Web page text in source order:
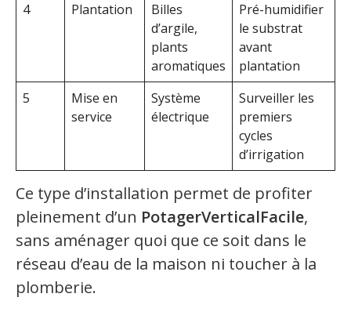
4
Plantation
Billes
d’argile,
plants
aromatiques
Pré-humidifier
le substrat
avant
plantation
5
Mise en
service
Système
électrique
Surveiller les
premiers
cycles
d’irrigation
Ce type d’installation permet de profiter
pleinement d’un PotagerVerticalFacile,
sans aménager quoi que ce soit dans le
réseau d’eau de la maison ni toucher à la
plomberie.